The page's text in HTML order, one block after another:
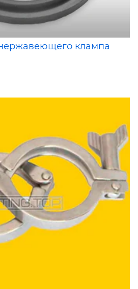
клампа